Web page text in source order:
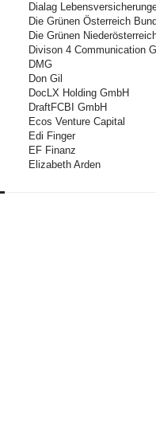
Dialag
Die Grünen Österreich
Die Grünen
Divison 4 Communication
DMG
Don Gil
DocLX Holding GmbH
DraftFCBI GmbH
Ecos Venture Capital
Edi Finger
EF Finanz
Elizabeth Arden